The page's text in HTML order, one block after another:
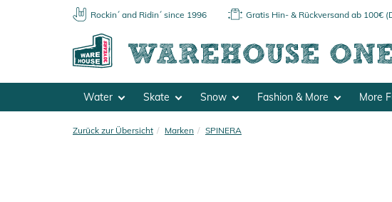
Rockin´ and Ridin´ since 1996 Gratis Hin- & Rückversand ab 100€
Water Skate Snow Fashion & More More
Zurück zur Übersicht Marken SPINERA